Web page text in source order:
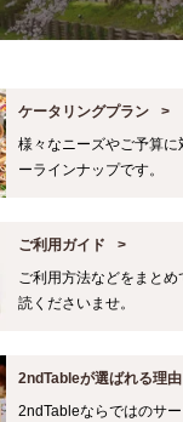
ケータリングプラン
様々なニーズやご予算に
ーラインナップです。
ご利用ガイド
ご利用方法などをまと
読くださいませ。
2ndTableが選ばれる理由
2ndTableならではのサ